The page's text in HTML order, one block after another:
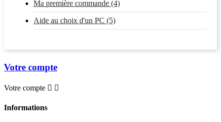
Ma première commande (4)
Aide au choix d'un PC (5)
Votre compte
Votre compte  
Informations